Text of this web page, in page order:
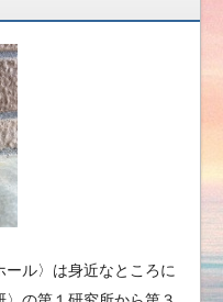
ル〉は身近なところに